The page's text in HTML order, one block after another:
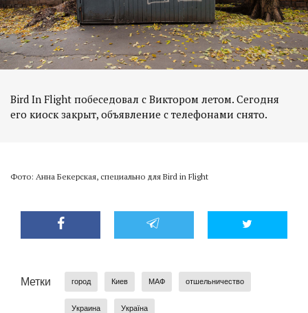
Bird In Flight побеседовал с Виктором летом. Сегодня
его киоск закрыт, объявление с телефонами снято.
Фото: Анна Бекерская, специально для Bird in Flight
Метки город Киев МАФ отшельничество
Украина Україна